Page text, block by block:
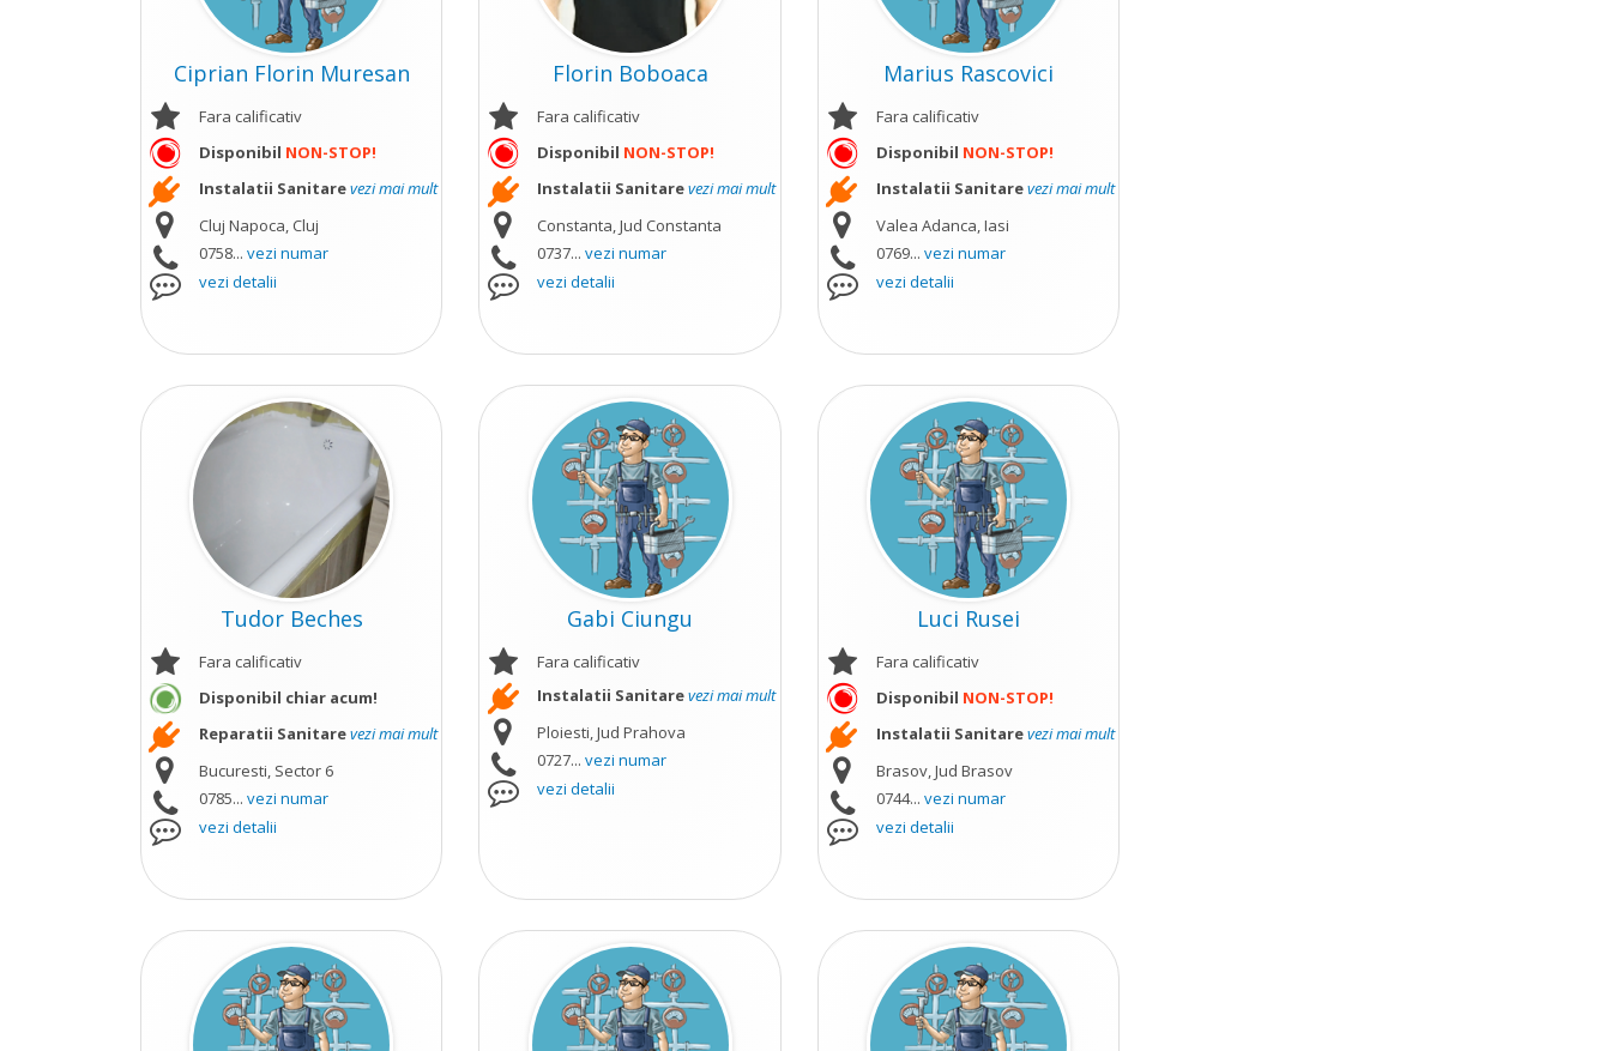
Ciprian Florin Muresan
Fara calificativ
Disponibil NON-STOP!
Instalatii Sanitarevezi mai mult
Cluj Napoca, Cluj
0758... vezi numar
vezi detalii
Florin Boboaca
Fara calificativ
Disponibil NON-STOP!
Instalatii Sanitarevezi mai mult
Constanta, Jud Constanta
0737...vezi numar
vezi detalii
Marius Rascovici
Fara calificativ
Disponibil NON-STOP!
Instalatii Sanitarevezi mai mult
Valea Adanca, Iasi
0769... vezi numar
vezi detalii
Tudor Beches
Fara calificativ
Disponibil chiar acum!
Reparatii Sanitarevezi mai mult
Bucuresti, Sector 6
0785... vezi numar
vezi detalii
Gabi Ciungu
Fara calificativ
Instalatii Sanitarevezi mai mult
Ploiesti, Jud Prahova
0727...vezi numar
vezi detalii
Luci Rusei
Fara calificativ
Disponibil NON-STOP!
Instalatii Sanitarevezi mai mult
Brasov, Jud Brasov
0744... vezi numar
vezi detalii